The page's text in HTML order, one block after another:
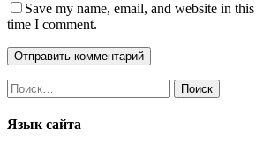
Save my name, email, and website in
time I comment.
Найти:
Язык сайта